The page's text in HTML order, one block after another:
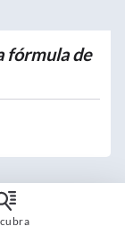
fórmula de